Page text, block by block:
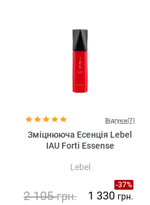
Відгуки(7)
Зміцнююча Есенція Lebel
IAU Forti Essense
Lebel
-37%
2 105грн. 1 330 грн.